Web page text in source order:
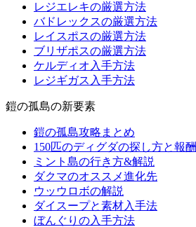
レジエレキの厳選方法
バドレックスの厳選方法
レイスポスの厳選方法
ブリザポスの厳選方法
ケルディオ入手方法
レジギガス入手方法
鎧の孤島の新要素
鎧の孤島攻略まとめ
150匹のディグダの探し方と報酬
ミント島の行き方&解説
ダクマのオススメ進化先
ウッウロボの解説
ダイスープと素材入手法
ぼんぐりの入手方法